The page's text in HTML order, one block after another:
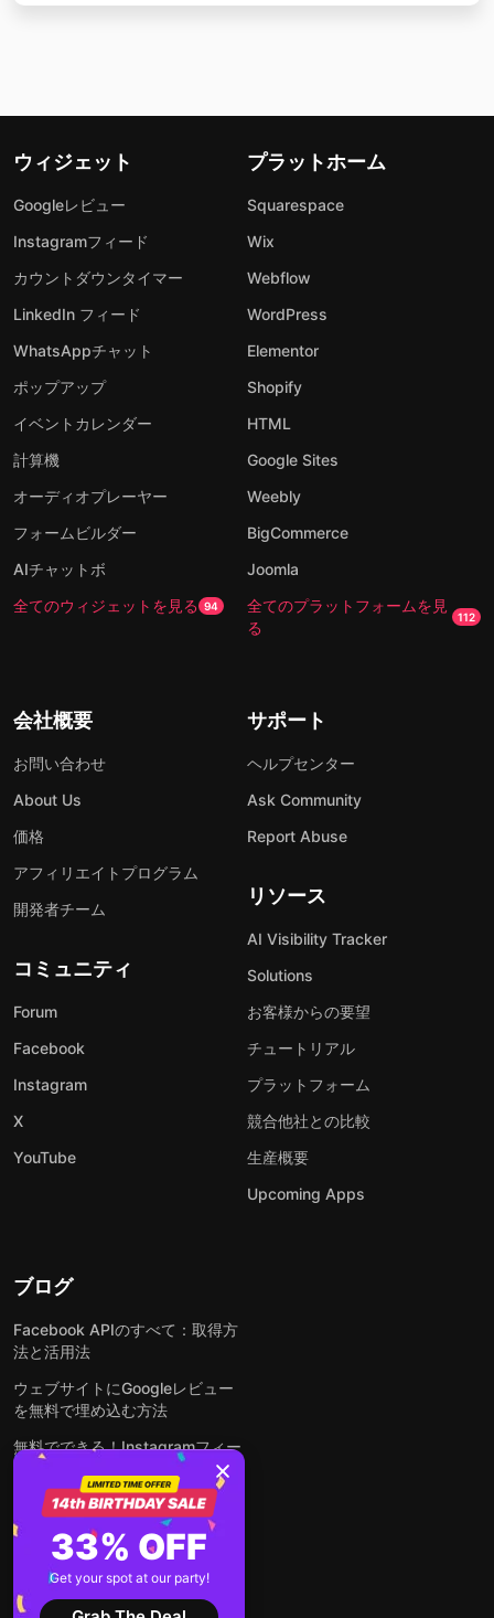
ウィジェット
Googleレビュー
Instagramフィード
カウントダウンタイマー
LinkedIn フィード
WhatsAppチャット
ポップアップ
イベントカレンダー
計算機
オーディオプレーヤー
フォームビルダー
AIチャットボ
全てのウィジェットを見る 94
プラットホーム
Squarespace
Wix
Webflow
WordPress
Elementor
Shopify
HTML
Google Sites
Weebly
BigCommerce
Joomla
全てのプラットフォームを見
る
112
会社概要
お問い合わせ
About Us
価格
アフィリエイトプログラム
開発者チーム
コミュニティ
Forum
Facebook
Instagram
X
YouTube
サポート
ヘルプセンター
Ask Community
Report Abuse
リソース
AI Visibility Tracker
Solutions
お客様からの要望
チュートリアル
プラットフォーム
競合他社との比較
生産概要
Upcoming Apps
ブログ
Facebook APIのすべて：取得方
法と活用法
ウェブサイトにGoogleレビュー
を無料で埋め込む方法
無料でできる！Instagramフィー
ドをウェブサイトに埋め込む方法
どんなウェブサイトにも無料でフ
ォームを埋め込む方法
WordPressサイトにLinkedInフ
ィードを埋め込む方法は？
33% OFF
Get your spot at our party!